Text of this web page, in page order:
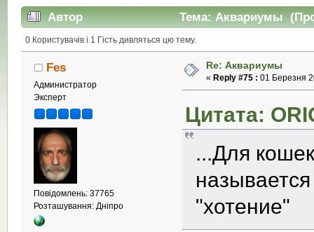
Автор Тема: Аквариумы
0 Користувачів і 1 Гість дивляться цю тему.
Fes
Администратор
Эксперт
Повідомлень: 37765
Розташування: Дніпро
Re: Аквариумы
« Reply #75 : 01 Березня
Цитата:
...Для
"хотение"